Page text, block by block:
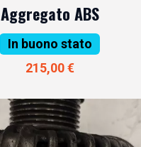
Aggregato ABS
In buono stato
215,00 €